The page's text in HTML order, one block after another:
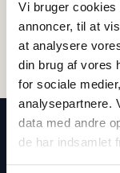
Vi bruger
annoncer, til at
at analysere
din brug af vores
for sociale
analysepartnere.
data med andre
de har indsamlet